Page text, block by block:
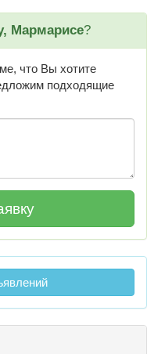
Мармарисе?
что Вы хотите
подходящие